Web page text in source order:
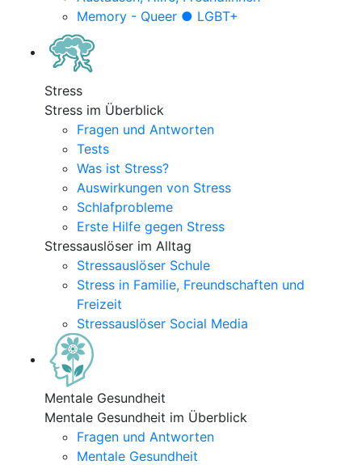
Memory - Queer ● LGBT+
Stress
Stress im Überblick
Fragen und Antworten
Tests
Was ist Stress?
Auswirkungen von Stress
Schlafprobleme
Erste Hilfe gegen Stress
Stressauslöser im Alltag
Stressauslöser Schule
Stress in Familie, Freundschaften und
Freizeit
Stressauslöser Social Media
Mentale Gesundheit
Mentale Gesundheit im Überblick
Fragen und Antworten
Mentale Gesundheit